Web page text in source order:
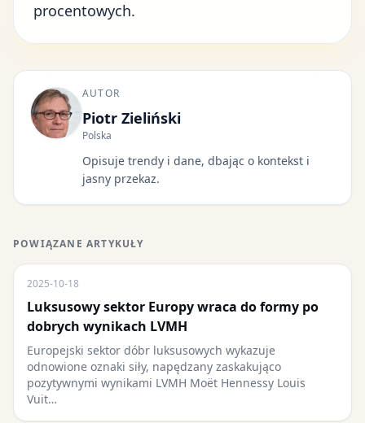
procentowych.
AUTOR
Piotr Zieliński
Polska
Opisuje trendy i dane, dbając o kontekst i
jasny przekaz.
POWIĄZANE ARTYKUŁY
2025-10-18
Luksusowy sektor Europy wraca do formy po
dobrych wynikach LVMH
Europejski sektor dóbr luksusowych wykazuje
odnowione oznaki siły, napędzany zaskakująco
pozytywnymi wynikami LVMH Moët Hennessy Louis
Vuit…